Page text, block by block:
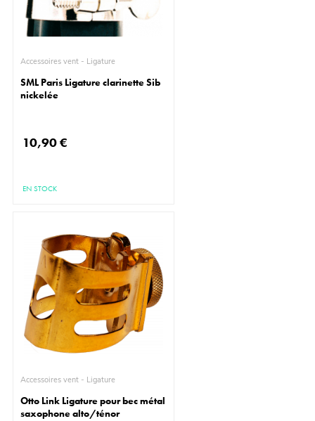
Accessoires vent - Ligature
SML Paris Ligature clarinette Sib
nickelée
10,90 €
EN STOCK
Accessoires vent - Ligature
Otto Link Ligature pour bec métal
saxophone alto/ténor